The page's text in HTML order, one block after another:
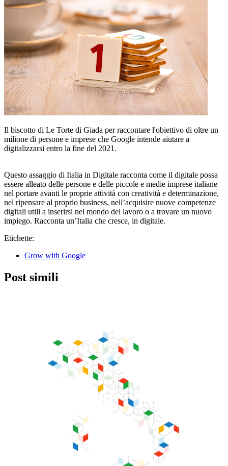
Il biscotto di Le Torte di Giada per raccontare l'obiettivo di oltre un
milione di persone e imprese che Google intende aiutare a
digitalizzarsi entro la fine del 2021.
Questo assaggio di Italia in Digitale racconta come il digitale possa
essere alleato delle persone e delle piccole e medie imprese italiane
nel portare avanti le proprie attività con creatività e determinazione,
nel ripensare al proprio business, nell’acquisire nuove competenze
digitali utili a inserirsi nel mondo del lavoro o a trovare un nuovo
impiego. Racconta un’Italia che cresce, in digitale.
Etichette:
Grow with Google
Post simili